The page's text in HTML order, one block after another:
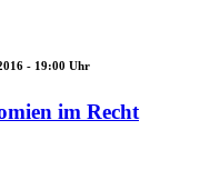
- 19:00 Uhr
im Recht